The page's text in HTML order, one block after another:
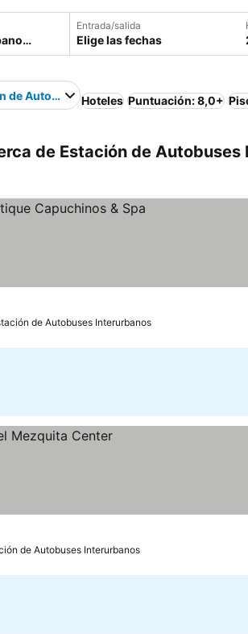
Entrada/salida
Elige las fechas
de Autobuses Interurbanos
Hoteles Puntuación: 8,0+
de Estación de Autobuses
de Autobuses Interurbanos
de Autobuses Interurbanos